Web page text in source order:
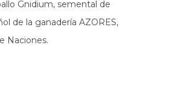
Gnidium, semental de
de la ganadería AZORES,
Naciones.